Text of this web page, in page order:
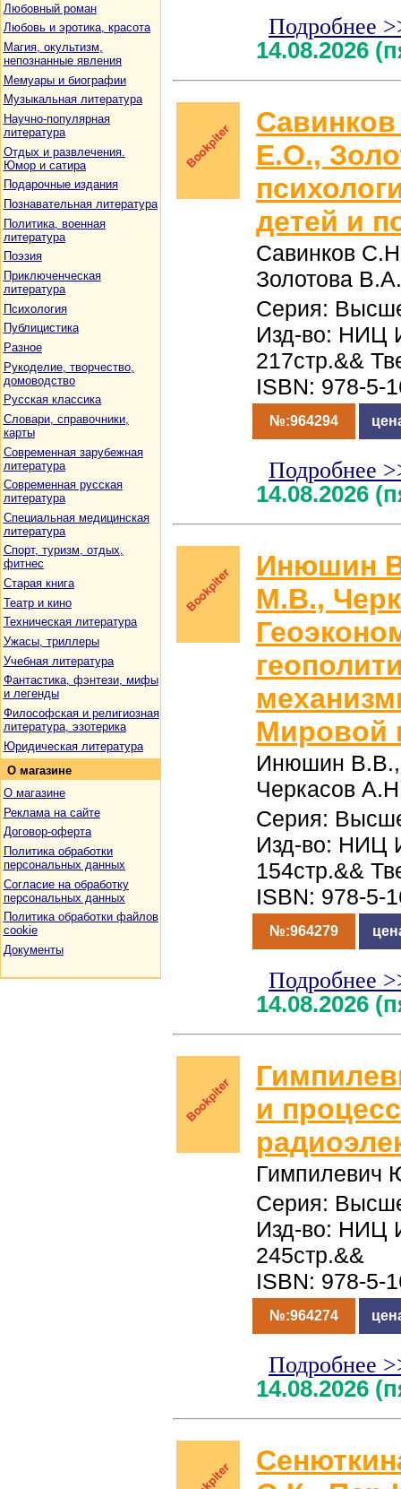
Любовный роман
Любовь и эротика, красота
Магия, окультизм,
непознанные явления
Мемуары и биографии
Музыкальная литература
Научно-популярная
литература
Отдых и развлечения.
Юмор и сатира
Подарочные издания
Познавательная литература
Политика, военная
литература
Поэзия
Приключенческая
литература
Психология
Публицистика
Разное
Рукоделие, творчество,
домоводство
Русская классика
Словари, справочники,
карты
Современная зарубежная
литература
Современная русская
литература
Специальная медицинская
литература
Спорт, туризм, отдых,
фитнес
Старая книга
Театр и кино
Техническая литература
Ужасы, триллеры
Учебная литература
Фантастика, фэнтези, мифы
и легенды
Философская и религиозная
литература, эзотерика
Юридическая литература
О магазине
О магазине
Реклама на сайте
Договор-оферта
Политика обработки
персональных данных
Согласие на обработку
персональных данных
Политика обработки файлов
cookie
Документы
Подробнее
14.08.2026
Е.О.,
детей и
Савинков
Золотова
Серия:
Изд-во: НИЦ
217стр.&&
ISBN: 978-5-
№:964294
Подробнее
14.08.2026
Инюшин
М.В.,
Мировой
Инюшин
Черкасов
Серия:
Изд-во: НИЦ
154стр.&&
ISBN: 978-5-
№:964279
Подробнее
14.08.2026
и
Гимпилевич
Серия:
Изд-во: НИЦ
245стр.&&
ISBN: 978-5-
№:964274
Подробнее
14.08.2026